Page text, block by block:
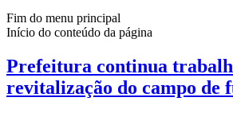
Fim do menu principal
Início do conteúdo da página
Prefeitura continua
revitalização do campo de